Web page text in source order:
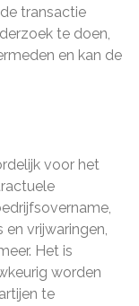
transactie
te doen,
en kan de
voor het
vrijwaringen,
Het is
worden
te